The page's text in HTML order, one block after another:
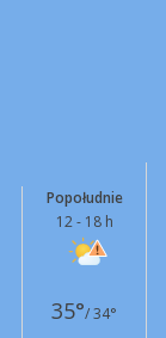
Popołudnie
12 - 18 h
35°/ 34°